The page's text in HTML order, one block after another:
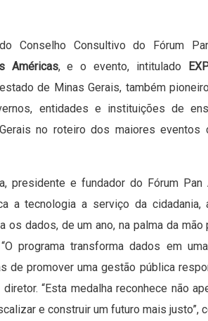
Conselho Consultivo do Fórum
Américas, e o evento, intitulado
de Minas Gerais, também
entidades e instituições de
no roteiro dos maiores eventos
presidente e fundador do Fórum Pan
a tecnologia a serviço da cidadania,
dados, de um ano, na palma da mão
programa transforma dados em
de promover uma gestão pública
“Esta medalha reconhece não
e construir um futuro mais justo”,